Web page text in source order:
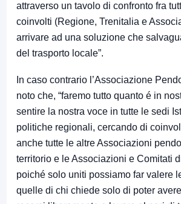
attraverso un tavolo di confronto fra
coinvolti (Regione, Trenitalia e
arrivare ad una soluzione che
del trasporto locale”.
In caso contrario l’Associazione
noto che, “faremo tutto quanto é in
sentire la nostra voce in tutte le sedi
politiche regionali, cercando di
anche tutte le altre Associazioni
territorio e le Associazioni e Comitati
poiché solo uniti possiamo far valere
quelle di chi chiede solo di poter